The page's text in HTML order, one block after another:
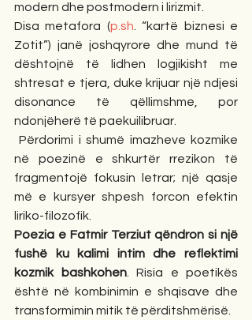
modern dhe postmodern i lirizmit.
Disa metafora (p.sh . “kartë biznesi e
Zotit”) janë joshqyrore dhe mund të
dështojnë të lidhen logjikisht me
shtresat e tjera, duke krijuar një ndjesi
disonance të qëllimshme, por
ndonjëherë të paekuilibruar.
Përdorimi i shumë imazheve kozmike
në poezinë e shkurtër rrezikon të
fragmentojë fokusin letrar; një qasje
më e kursyer shpesh forcon efektin
liriko-filozofik.
Poezia e Fatmir Terziut qëndron si një
fushë ku kalimi intim dhe reflektimi
kozmik bashkohen. Risia e poetikës
është në kombinimin e shqisave dhe
transformimin mitik të përditshmërisë.